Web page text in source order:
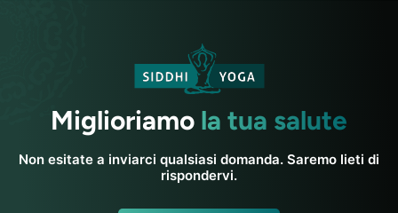
Miglioriamo la tua salute
Non esitate a inviarci qualsiasi domanda. Saremo lieti di
rispondervi.